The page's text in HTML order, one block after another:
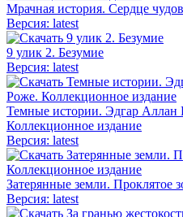
Мрачная история. Сердце
Версия: latest
9 улик 2. Безумие
Версия: latest
Темные истории. Эдгар
Коллекционное издание
Версия: latest
Затерянные земли. Проклятое
Версия: latest